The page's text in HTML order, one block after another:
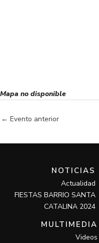
Mapa no disponible
← Evento anterior
NOTICIAS
Actualidad
FIESTAS BARRIO SANTA
CATALINA 2024
MULTIMEDIA
Videos